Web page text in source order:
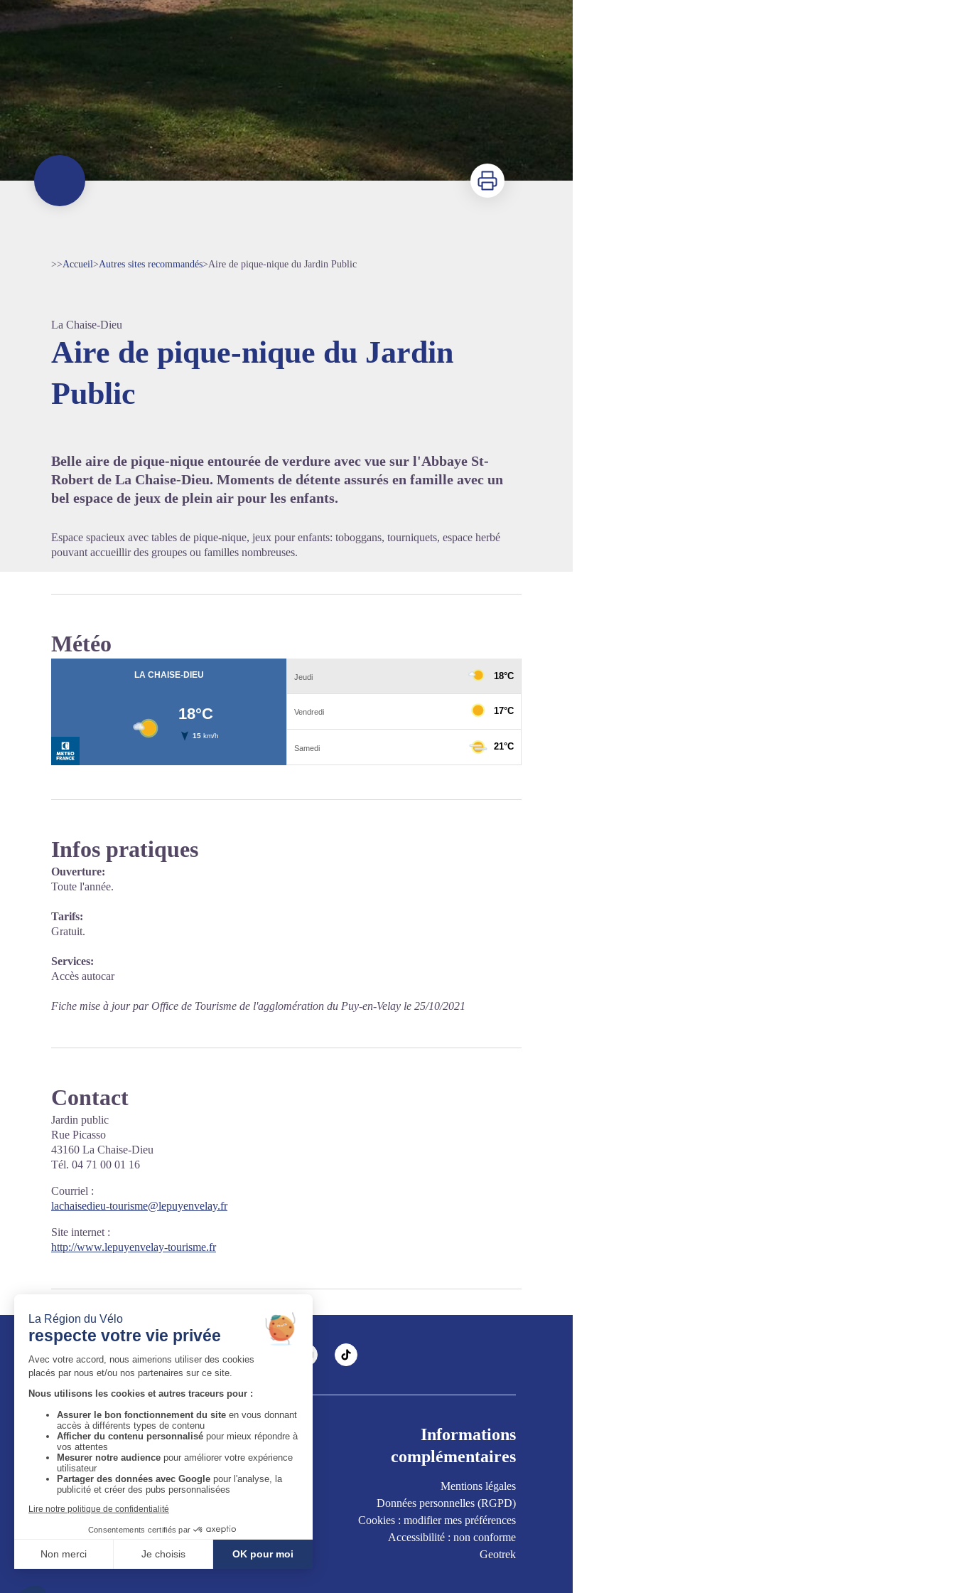
Imprimer
>>Accueil>Autres sites recommandés>Aire de pique-nique du Jardin Public
La Chaise-Dieu
Aire de pique-nique du Jardin
Public
Belle aire de pique-nique entourée de verdure avec vue sur l'Abbaye St-
Robert de La Chaise-Dieu. Moments de détente assurés en famille avec un
bel espace de jeux de plein air pour les enfants.
Espace spacieux avec tables de pique-nique, jeux pour enfants: toboggans, tourniquets, espace herbé
pouvant accueillir des groupes ou familles nombreuses.
Météo
Infos pratiques
Ouverture:
Toute l'année.
Tarifs:
Gratuit.
Services:
Accès autocar
Fiche mise à jour par Office de Tourisme de l'agglomération du Puy-en-Velay le 25/10/2021
Contact
Jardin public
Rue Picasso
43160 La Chaise-Dieu
Tél. 04 71 00 01 16
Courriel :
lachaisedieu-tourisme@lepuyenvelay.fr
Site internet :
http://www.lepuyenvelay-tourisme.fr
Auvergne-Rhône-Alpes Tourisme
11 bis quai Perrache - 69002 Lyon
59 boulevard Léon Jouhaux - 63050 Clermont-Ferrand
Cedex 2
Informations
complémentaires
Mentions légales
Données personnelles (RGPD)
Cookies : modifier mes préférences
Accessibilité : non conforme
Geotrek